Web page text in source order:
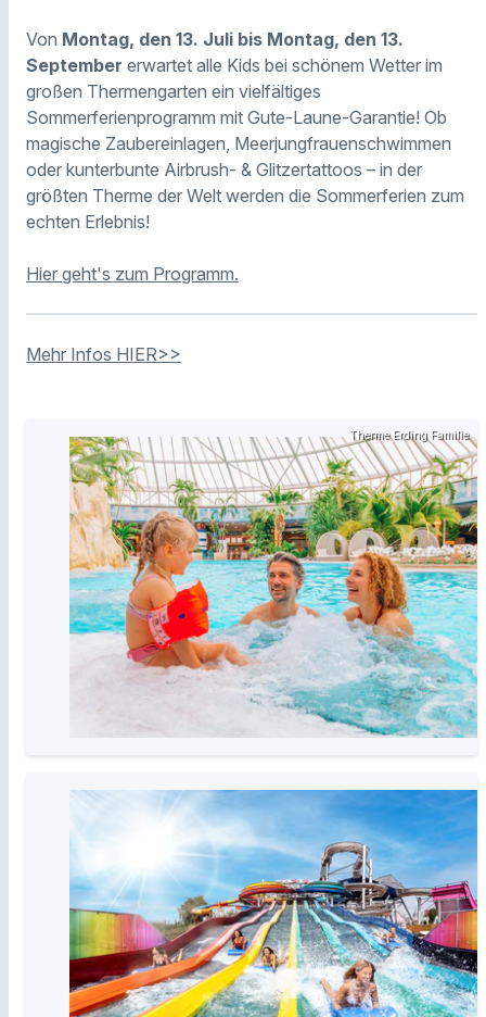
Von Montag, den 13. Juli bis Montag, den 13.
September erwartet alle Kids bei schönem Wetter im
großen Thermengarten ein vielfältiges
Sommerferienprogramm mit Gute-Laune-Garantie! Ob
magische Zaubereinlagen, Meerjungfrauenschwimmen
oder kunterbunte Airbrush- & Glitzertattoos – in der
größten Therme der Welt werden die Sommerferien zum
echten Erlebnis!
Hier geht's zum Programm.
Mehr Infos HIER>>
Therme Erding Familie